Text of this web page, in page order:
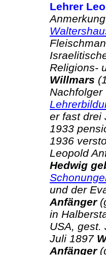
Lehrer
Religions-
Willmars
er fast drei
1933
1936
Leopold
Hedwig
und der
Anfänger
in
USA,
Juli 1897
Anfänger